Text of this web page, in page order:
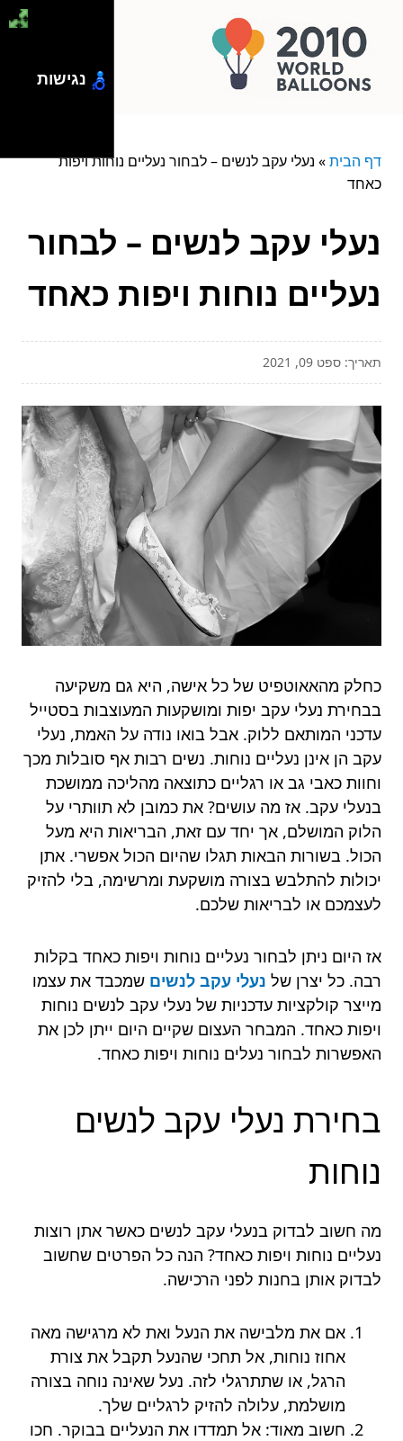
דף הבית» נעלי עקב לנשים – לבחור נעליים נוחות ויפות
כאחד
נעלי עקב לנשים – לבחור
נעליים נוחות ויפות כאחד
תאריך: ספט 09, 2021
כחלק מהאאוטפיט של כל אישה, היא גם משקיעה
בבחירת נעלי עקב יפות ומושקעות המעוצבות בסטייל
עדכני המותאם ללוק. אבל בואו נודה על האמת, נעלי
עקב הן אינן נעליים נוחות. נשים רבות אף סובלות מכך
וחוות כאבי גב או רגליים כתוצאה מהליכה ממושכת
בנעלי עקב. אז מה עושים? את כמובן לא תוותרי על
הלוק המושלם, אך יחד עם זאת, הבריאות היא מעל
הכול. בשורות הבאות תגלו שהיום הכול אפשרי. אתן
יכולות להתלבש בצורה מושקעת ומרשימה, בלי להזיק
לעצמכם או לבריאות שלכם.
אז היום ניתן לבחור נעליים נוחות ויפות כאחד בקלות
רבה. כל יצרן של נעלי עקב לנשים שמכבד את עצמו
מייצר קולקציות עדכניות של נעלי עקב לנשים נוחות
ויפות כאחד. המבחר העצום שקיים היום ייתן לכן את
האפשרות לבחור נעלים נוחות ויפות כאחד.
בחירת נעלי עקב לנשים
נוחות
מה חשוב לבדוק בנעלי עקב לנשים כאשר אתן רוצות
נעליים נוחות ויפות כאחד? הנה כל הפרטים שחשוב
לבדוק אותן בחנות לפני הרכישה.
אם את מלבישה את הנעל ואת לא מרגישה מאה
אחוז נוחות, אל תחכי שהנעל תקבל את צורת
הרגל, או שתתרגלי לזה. נעל שאינה נוחה בצורה
מושלמת, עלולה להזיק לרגליים שלך.
חשוב מאוד: אל תמדדו את הנעליים בבוקר. חכו
נגישות